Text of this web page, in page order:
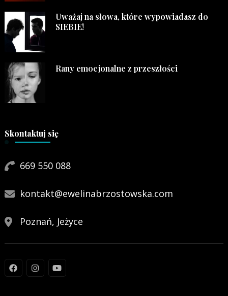
Uważaj na słowa, które wypowiadasz do
SIEBIE!
Rany emocjonalne z przeszłości
Skontaktuj się
669 550 088
kontakt@ewelinabrzostowska.com
Poznań, Jeżyce